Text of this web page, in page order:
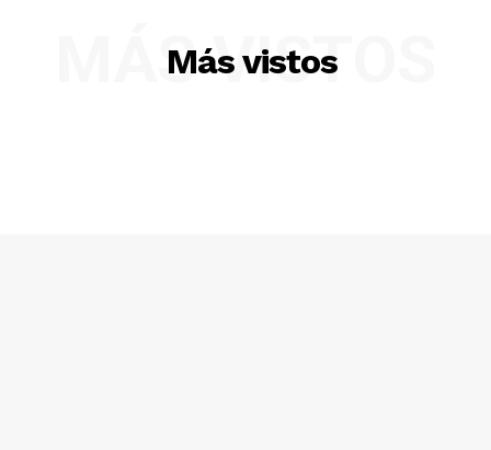
Más vistos
MÁS VISTOS